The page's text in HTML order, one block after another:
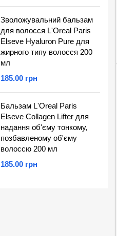
Зволожувальний бальзам
для волосся L'Oreal Paris
Elseve Hyaluron Pure для
жирного типу волосся 200
мл
грн
Бальзам L'Oreal Paris
Elseve Collagen Lifter для
надання об'єму тонкому,
позбавленому об'єму
волоссю 200 мл
грн